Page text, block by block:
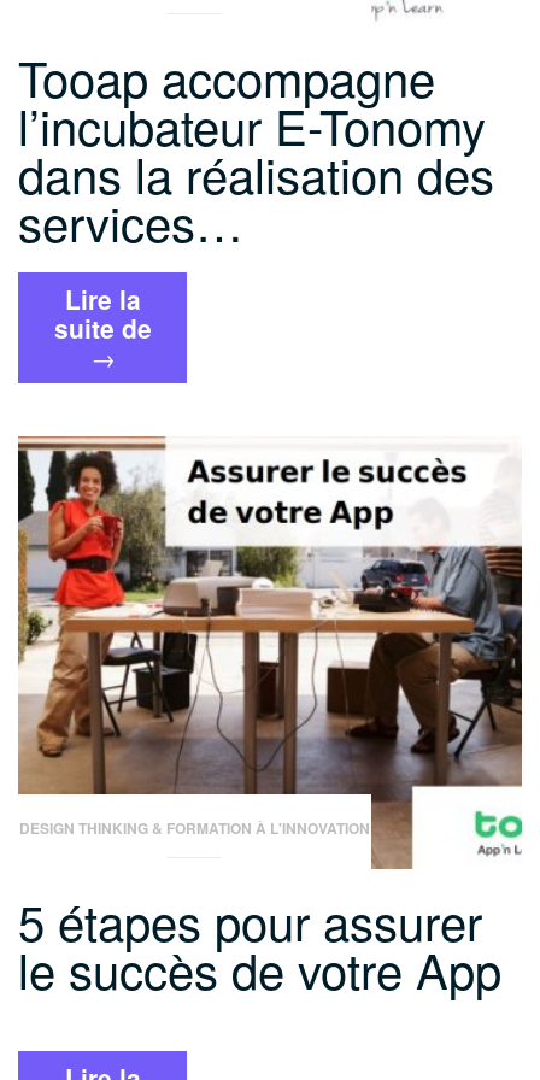
Tooap accompagne
l’incubateur E-Tonomy
dans la réalisation des
services…
Lire la
suite de« Tooap
l’incubateur
Tonomy
dans
la
réalisation
des
services
de
santé
de
demain »
→
DESIGN THINKING & FORMATION À L'INNOVATION
5 étapes pour assurer
le succès de votre App